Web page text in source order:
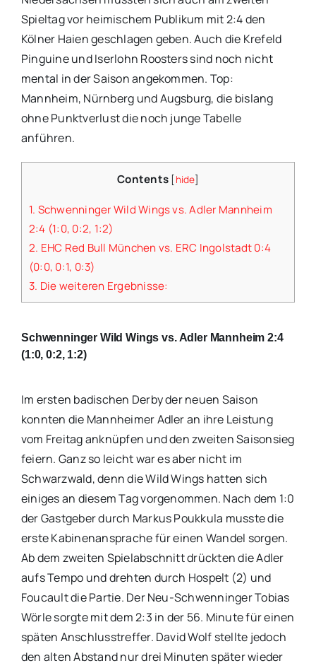
Spieltag vor heimischem Publikum mit 2:4 den
Kölner Haien geschlagen geben. Auch die Krefeld
Pinguine und Iserlohn Roosters sind noch nicht
mental in der Saison angekommen. Top:
Mannheim, Nürnberg und Augsburg, die bislang
ohne Punktverlust die noch junge Tabelle
anführen.
Contents [hide]
1. Schwenninger Wild Wings vs. Adler Mannheim
2:4 (1:0, 0:2, 1:2)
2. EHC Red Bull München vs. ERC Ingolstadt 0:4
(0:0, 0:1, 0:3)
3. Die weiteren Ergebnisse:
Schwenninger Wild Wings vs. Adler Mannheim 2:4
(1:0, 0:2, 1:2)
Im ersten badischen Derby der neuen Saison
konnten die Mannheimer Adler an ihre Leistung
vom Freitag anknüpfen und den zweiten Saisonsieg
feiern. Ganz so leicht war es aber nicht im
Schwarzwald, denn die Wild Wings hatten sich
einiges an diesem Tag vorgenommen. Nach dem 1:0
der Gastgeber durch Markus Poukkula musste die
erste Kabinenansprache für einen Wandel sorgen.
Ab dem zweiten Spielabschnitt drückten die Adler
aufs Tempo und drehten durch Hospelt (2) und
Foucault die Partie. Der Neu-Schwenninger Tobias
Wörle sorgte mit dem 2:3 in der 56. Minute für einen
späten Anschlusstreffer. David Wolf stellte jedoch
den alten Abstand nur drei Minuten später wieder